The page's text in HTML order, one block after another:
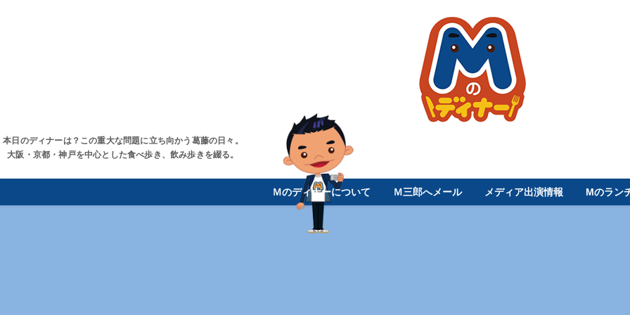
本日のディナーは？この重大な問題に立ち向かう葛藤の日々。
大阪・京都・神戸を中心とした食べ歩き、飲み歩きを綴る。
Ｍのディナーについて Ｍ三郎へメール メディア出演情報 Mのラン